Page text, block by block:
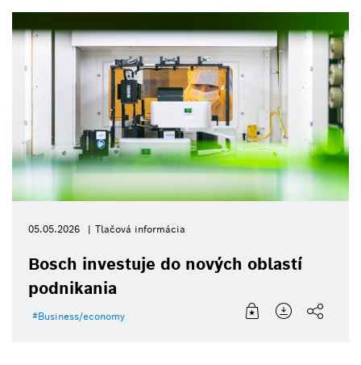
05.05.2026 Tlačová informácia
Bosch investuje do nových oblastí
podnikania
Business/economy